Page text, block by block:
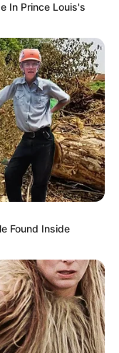
In Prince Louis's
Found Inside